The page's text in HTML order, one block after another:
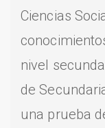
Ciencias
nivel
de
una prueba